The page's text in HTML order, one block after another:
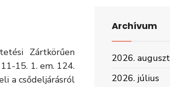
Zártkörűen
15. 1. em. 124.
a csődeljárásról
Archívum
2026.
2026. július